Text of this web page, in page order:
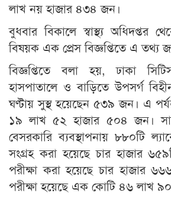
লাখ নয় হাজার ৪৩৪ জন।
বুধবার বিকালে স্বাস্থ্য অধিদপ্তর
বিষয়ক এক প্রেস বিজ্ঞপ্তিতে এ তথ্য
বিজ্ঞপ্তিতে বলা হয়, ঢাকা
হাসপাতালে ও বাড়িতে উপসর্গ
ঘণ্টায় সুস্থ হয়েছেন ৫৩৯ জন। এ
১৯ লাখ ৫২ হাজার ৫০৪ জন।
বেসরকারি ব্যবস্থাপনায় ৮৮০টি
সংগ্রহ করা হয়েছে চার হাজার
পরীক্ষা করা হয়েছে চার হাজার
পরীক্ষা হয়েছে এক কোটি ৪৬ লাখ